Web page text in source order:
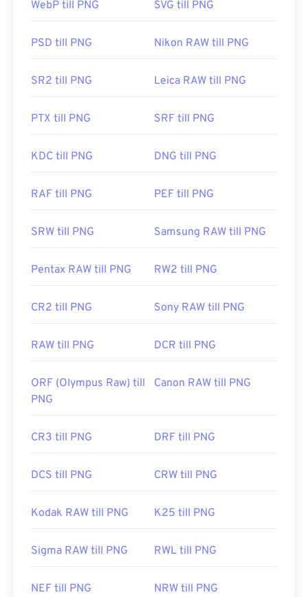
Första utgåvan:
problem med att öppna PNG-filer kan du använda
BMP- konverterare.
Alternativa program som GIMP eller Adobe
redigera PNG-filer. PNG-filer är lite större än andra
webbsida. En intressant funktion hos PNG-filer är
en transparent bakgrund.
Utvecklad av:
PNG Development Group
LifeWire-artikel om PNG-filer
Relaterade PNG-verktyg:
WebP till PNG SVG till PNG
PSD till PNG Nikon RAW till PNG
SR2 till PNG Leica RAW till PNG
PTX till PNG SRF till PNG
KDC till PNG DNG till PNG
RAF till PNG PEF till PNG
SRW till PNG Samsung RAW till PNG
Pentax RAW till PNG RW2 till PNG
CR2 till PNG Sony RAW till PNG
RAW till PNG DCR till PNG
ORF (Olympus Raw) till
PNG
Canon RAW till PNG
CR3 till PNG DRF till PNG
DCS till PNG CRW till PNG
Kodak RAW till PNG K25 till PNG
Sigma RAW till PNG RWL till PNG
NEF till PNG NRW till PNG